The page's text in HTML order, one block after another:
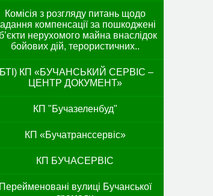
Комісія з розгляду питань щодо
компенсації за пошкоджені
нерухомого майна внаслідок
бойових дій, терористичних..
КП «БУЧАНСЬКИЙ СЕРВІС –
ЦЕНТР ДОКУМЕНТ»
КП "Бучазеленбуд"
КП «Бучатранссервіс»
КП БУЧАСЕРВІС
Перейменовані вулиці Бучанської